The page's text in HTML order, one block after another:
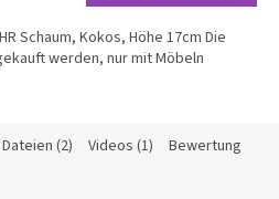
Schaum, Kokos, Höhe 17cm Die
werden, nur mit Möbeln
(2) Videos (1) Bewertung